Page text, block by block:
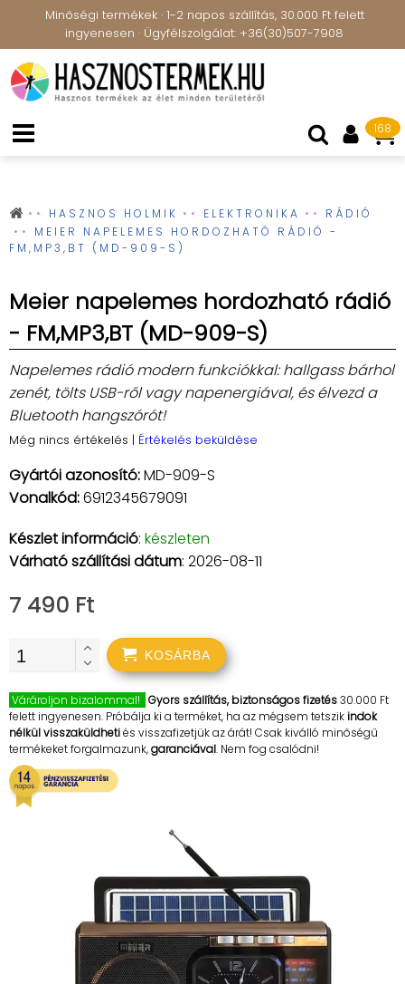
Minőségi termékek · 1-2 napos szállítás, 30.000 Ft felett
ingyenesen · Ügyfélszolgálat: +36(30)507-7908
168
HASZNOS HOLMIK ELEKTRONIKA
RÁDIÓ
MEIER NAPELEMES HORDOZHATÓ RÁDIÓ -
FM,MP3,BT (MD-909-S)
Meier napelemes hordozható rádió
- FM,MP3,BT (MD-909-S)
Napelemes rádió modern funkciókkal: hallgass bárhol
zenét, tölts USB-ről vagy napenergiával, és élvezd a
Bluetooth hangszórót!
Még nincs értékelés | Értékelés beküldése
Gyártói azonosító:MD-909-S
Vonalkód:6912345679091
Készlet információ: készleten
Várható szállítási dátum: 2026-08-11
7 490 Ft
KOSÁRBA
Várároljon bizalommal! Gyors szállítás, biztonságos fizetés30.000 Ft
felett ingyenesen. Próbálja ki a terméket, ha az mégsem tetszikindok
nélkül visszaküldhetiés visszafizetjük az árát! Csak kiválló minőségű
termékeket forgalmazunk,garanciával. Nem fog csalódni!